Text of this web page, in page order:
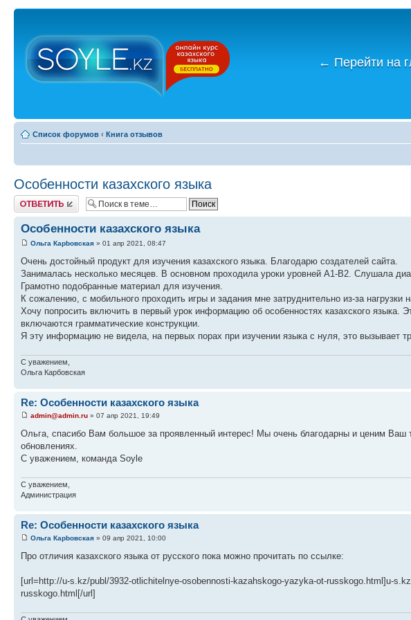
← Перейти на
Список форумов ‹ Книга отзывов
Особенности казахского языка
Ответить
Особенности казахского языка
Ольга Карbовская » 01 апр 2021, 08:47
Очень достойный продукт для изучения казахского языка. Благодарю создателей сайта.
Занималась несколько месяцев. В основном проходила уроки уровней А1-В2. Слушала
Грамотно подобранные материал для изучения.
К сожалению, с мобильного проходить игры и задания мне затруднительно из-за нагрузки
Хочу попросить включить в первый урок информацию об особенностях казахского языка.
включаются грамматические конструкции.
Я эту информацию не видела, на первых порах при изучении языка с нуля, это вызывает
С уважением,
Ольга Карбовская
Re: Особенности казахского языка
admin@admin.ru » 07 апр 2021, 19:49
Ольга, спасибо Вам большое за проявленный интерес! Мы очень благодарны и ценим
обновлениях.
С уважением, команда Soyle
С уважением,
Администрация
Re: Особенности казахского языка
Ольга Карbовская » 09 апр 2021, 10:00
Про отличия казахского языка от русского пока можно прочитать по ссылке:
[url=http://u-s.kz/publ/3932-otlichitelnye-osobennosti-kazahskogo-yazyka-ot-russkogo.html]u-
russkogo.html[/url]